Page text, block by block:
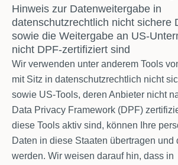
Hinweis zur Datenweitergabe in
datenschutzrechtlich nicht sichere
sowie die Weitergabe an US-
nicht DPF-zertifiziert sind
Wir verwenden unter anderem Tools
mit Sitz in datenschutzrechtlich nicht
sowie US-Tools, deren Anbieter nicht
Data Privacy Framework (DPF)
diese Tools aktiv sind, können Ihre
Daten in diese Staaten übertragen und
werden. Wir weisen darauf hin, dass in